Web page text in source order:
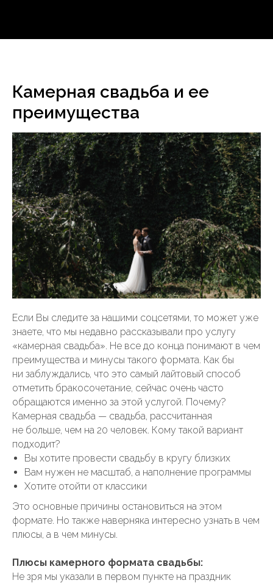
Камерная свадьба и ее
преимущества
Если Вы следите за нашими соцсетями, то может уже
знаете, что мы недавно рассказывали про услугу
«камерная свадьба». Не все до конца понимают в чем
преимущества и минусы такого формата. Как бы
ни заблуждались, что это самый лайтовый способ
отметить бракосочетание, сейчас очень часто
обращаются именно за этой услугой. Почему?
Камерная свадьба — свадьба, рассчитанная
не больше, чем на 20 человек. Кому такой вариант
подходит?
Вы хотите провести свадьбу в кругу близких
Вам нужен не масштаб, а наполнение программы
Хотите отойти от классики
Это основные причины остановиться на этом
формате. Но также наверняка интересно узнать в чем
плюсы, а в чем минусы.
Плюсы камерного формата свадьбы:
Не зря мы указали в первом пункте на праздник